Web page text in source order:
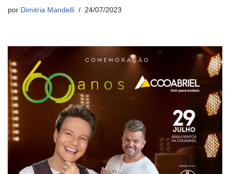
por Dimitria Mandelli 24/07/2023